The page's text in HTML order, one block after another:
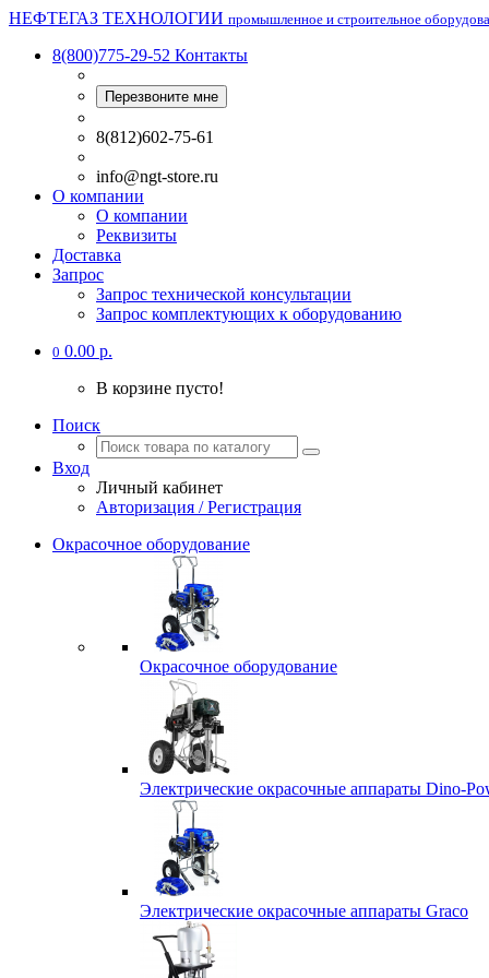
НЕФТЕГАЗ ТЕХНОЛОГИИ промышленное и строительное
8(800)775-29-52 Контакты
Перезвоните мне
8(812)602-75-61
info@ngt-store.ru
О компании
О компании
Реквизиты
Доставка
Запрос
Запрос технической консультации
Запрос комплектующих к оборудованию
0 0.00 р.
В корзине пусто!
Поиск
Вход
Личный кабинет
Авторизация / Регистрация
Окрасочное оборудование
Окрасочное оборудование
Электрические окрасочные аппараты Dino-
Электрические окрасочные аппараты Graco